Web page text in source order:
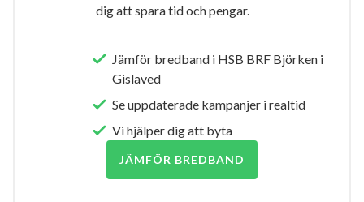
dig att spara tid och pengar.
Jämför bredband i HSB BRF Björken i
Gislaved
Se uppdaterade kampanjer i realtid
Vi hjälper dig att byta
JÄMFÖR BREDBAND